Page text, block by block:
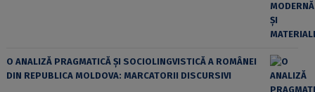
O ANALIZĂ PRAGMATICĂ ȘI SOCIOLINGVISTICĂ A ROMÂNEI
DIN REPUBLICA MOLDOVA: MARCATORII DISCURSIVI